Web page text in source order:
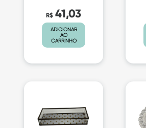
R$ 41,03
ADICIONAR
AO
CARRINHO